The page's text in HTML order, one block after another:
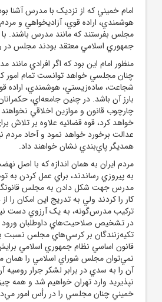
امام خميني که از نزديک با مدرس آشنا
هوشمندي، اراده قوي، آزاديخواهي و
مجلس بفرستند که مانند مدرس باشند. با
جمهوري اسلامي معتقد بودند مجلس در
منظور امام اين بود که اگر افرادي
چنان مجلسي خواهد توانست تمام امور
شجاعت، ساده‌زيستي، هوشمندي، اراده
بارز آن باشد. در چنين جامعه‌اي،
چارچوب قانون و موازين اخلاقي
خواهد کرد، قوه قضائيه علاوه بر تلاش
عدالت برخورد خواهد نمود و آحاد
همديگر پاي‌بندي نشان خواهند داد.
مردم ايران به همان اندازه که با اصل
به پيروزي رساندند، براي عمل کردن به
مدرس جهت شکل دادن به مجلس
کار را کردند ولي به تدريج اين امکان
ترکيب مدرس‌گونه، به يک آرزوي دست
در تشخيص صلاحيت‌هاي داوطلبان
تکيه‌زنندگان بر کرسي‌هاي مجلس نسبت
قانون اساسي نظام جمهوري اسلامي
نمي‌توان مجلس شوراي اسلامي را
آن را به سدي در برابر لشکر جرار روسيه
نپذيريد وارد تهران خواهيم شد و همه
خميني چنان مجلسي را در رأس امور